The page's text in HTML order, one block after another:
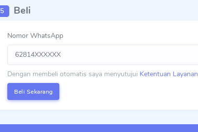
5 Beli
Nomor WhatsApp
Dengan membeli otomatis saya menyutujui Ketentuan Layanan